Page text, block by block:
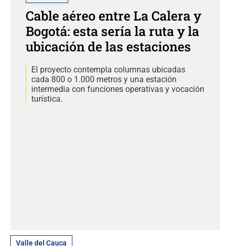
Cable aéreo entre La Calera y
Bogotá: esta sería la ruta y la
ubicación de las estaciones
El proyecto contempla columnas ubicadas
cada 800 o 1.000 metros y una estación
intermedia con funciones operativas y vocación
turística.
Valle del Cauca